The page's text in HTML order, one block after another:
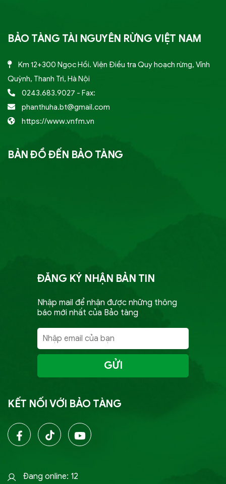
BẢO TÀNG TÀI NGUYÊN RỪNG VIỆT NAM
Km 12+300 Ngọc Hồi. Viện Điều tra Quy hoạch rừng, Vĩnh
Quỳnh, Thanh Trì, Hà Nội
0243.683.9027 - Fax:
phanthuha.bt@gmail.com
https://www.vnfm.vn
BẢN ĐỒ ĐẾN BẢO TÀNG
ĐĂNG KÝ NHẬN BẢN TIN
Nhập mail để nhận được những thông
báo mới nhất của Bảo tàng
GỬI
KẾT NỐI VỚI BẢO TÀNG
Đang online: 12